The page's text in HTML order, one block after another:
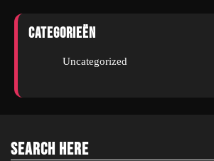
Categorieën
Uncategorized
Search Here